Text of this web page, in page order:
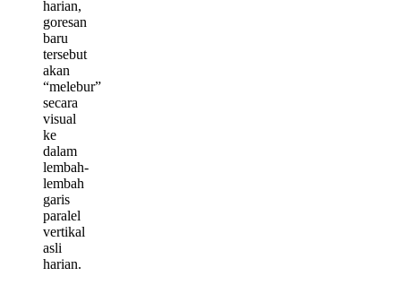
harian,
goresan
baru
tersebut
akan
“melebur”
secara
visual
ke
dalam
lembah-
lembah
garis
paralel
vertikal
asli
harian.